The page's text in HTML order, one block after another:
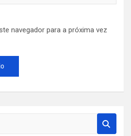
navegador para a próxima vez